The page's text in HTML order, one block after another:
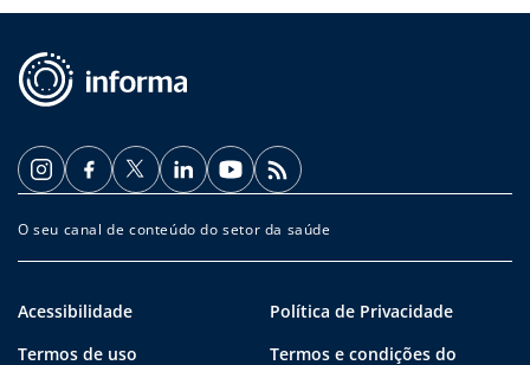
O seu canal de conteúdo do setor da saúde
Acessibilidade
Política de Privacidade
Termos de uso
Termos e condições do